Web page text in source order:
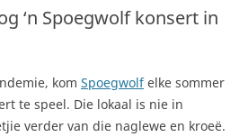
‘n Spoegwolf konsert in
kom Spoegwolfelke sommer
te speel. Die lokaal is nie in
verder van die naglewe en kroeë.